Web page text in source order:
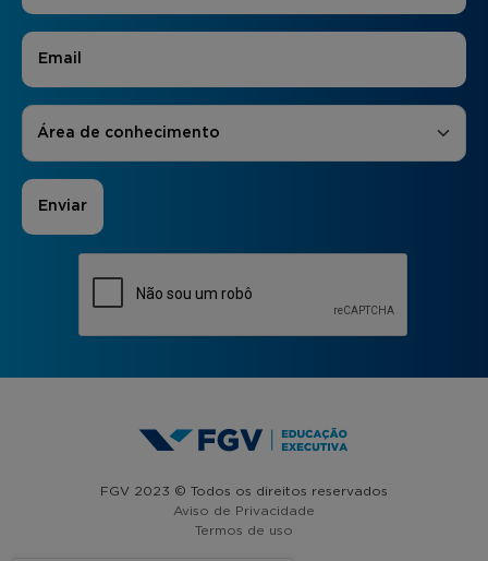
E-mail
Áreas de Interesse
Área de conhecimento
FGV 2023 © Todos os direitos reservados
Aviso de Privacidade
Termos de uso